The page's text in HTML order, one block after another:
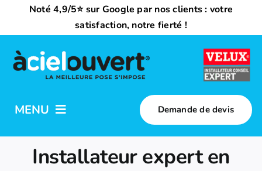
contenu
Noté 4,9/5⭐ sur Google par nos clients : votre
satisfaction, notre fierté !
MENU Demande de devis
Installateur expert en